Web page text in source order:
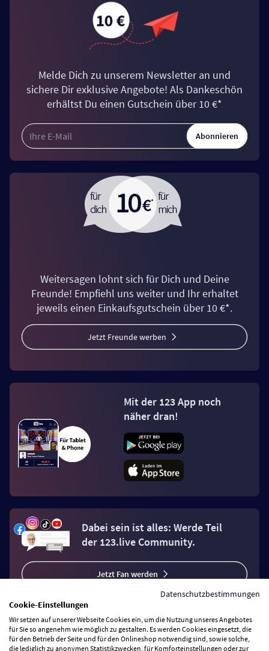
Melde Dich zu unserem Newsletter an und
sichere Dir exklusive Angebote! Als Dankeschön
erhältst Du einen Gutschein über 10 €*
Abonnieren
Weitersagen lohnt sich für Dich und Deine
Freunde! Empfiehl uns weiter und Ihr erhaltet
jeweils einen Einkaufsgutschein über 10 €*.
Jetzt Freunde werben
Mit der 123 App noch
näher dran!
Dabei sein ist alles: Werde Teil
der 123.live Community.
Jetzt Fan werden
Vertrag widerrufen
Datenschutzbestimmungen
Cookie-Einstellungen
Wir setzen auf unserer Webseite Cookies ein, um die Nutzung unseres Angebotes
für Sie so angenehm wie möglich zu gestalten. Es werden Cookies eingesetzt, die
für den Betrieb der Seite und für den Onlineshop notwendig sind, sowie solche,
die lediglich zu anonymen Statistikzwecken, für Komforteinstellungen oder zur